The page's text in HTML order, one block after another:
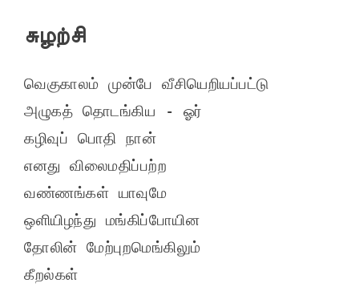
சுழற்சி
வெகுகாலம் முன்பே வீசியெறியப்பட்டு
அழுகத் தொடங்கிய - ஓர்
கழிவுப் பொதி நான்
எனது விலைமதிப்பற்ற
வண்ணங்கள் யாவுமே
ஒளியிழந்து மங்கிப்போயின
தோலின் மேற்புறமெங்கிலும்
கீறல்கள்